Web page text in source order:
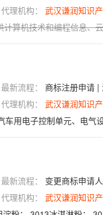
代理机构： 武汉谦润知识
计算机技术和编程信息、
最新流程： 商标注册申请 |
代理机构： 武汉谦润知识
电子控制单元、电气设
最新流程： 变更商标申请人/
代理机构： 武汉谦润知识